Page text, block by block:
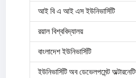
আই বি এ আই এস ইউনিভার্সিটি
রয়াল বিশ্ববিদ্যালয়
বাংলাদেশ ইউনিভার্সিটি
ইউনিভার্সিটি অব ডেভেলপমেন্ট